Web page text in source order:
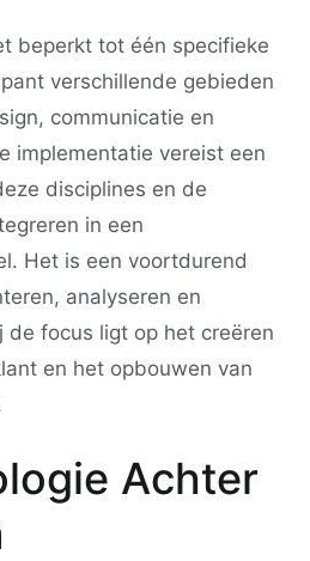
beperkt tot één specifieke
verschillende gebieden
communicatie en
implementatie vereist een
disciplines en de
in een
Het is een voortdurend
analyseren en
de focus ligt op het creëren
en het opbouwen van
Achter